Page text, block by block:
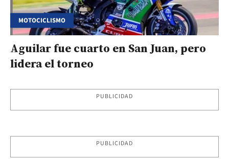
MOTOCICLISMO
Aguilar fue cuarto en San Juan, pero
lidera el torneo
PUBLICIDAD
PUBLICIDAD